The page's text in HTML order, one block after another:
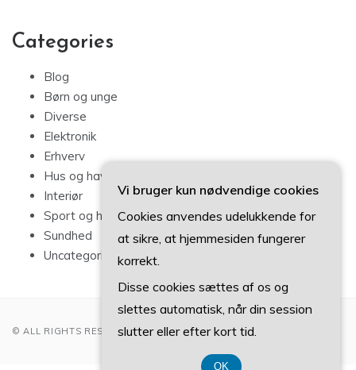
Categories
Blog
Børn og unge
Diverse
Elektronik
Erhverv
Hus og have
Interiør
Sport og hobby
Sundhed
Uncategorized
© ALL RIGHTS RESERVED 2022
Vi bruger kun nødvendige cookies
Cookies anvendes udelukkende for
at sikre, at hjemmesiden fungerer
korrekt.
Disse cookies sættes af os og
slettes automatisk, når din session
slutter eller efter kort tid.
OK